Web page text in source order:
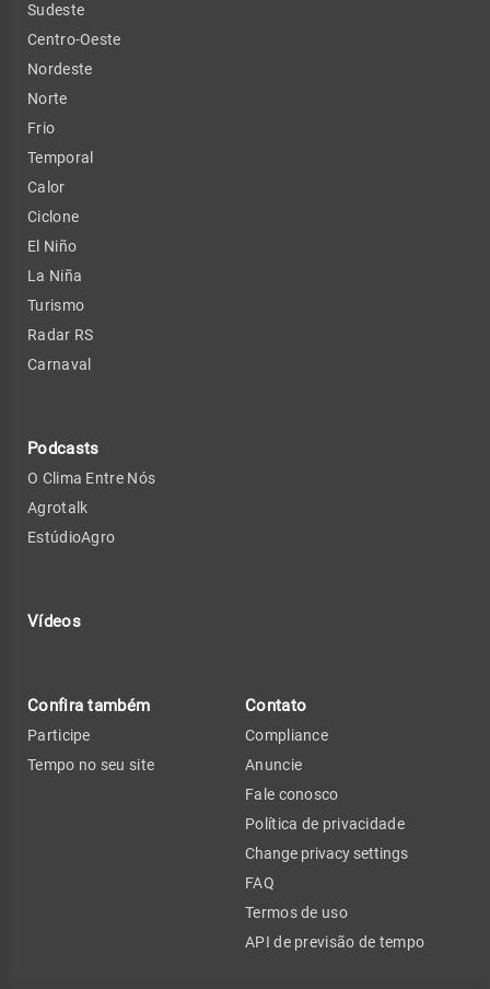
Sudeste
Centro-Oeste
Nordeste
Norte
Frio
Temporal
Calor
Ciclone
El Niño
La Niña
Turismo
Radar RS
Carnaval
Podcasts
O Clima Entre Nós
Agrotalk
EstúdioAgro
Vídeos
Confira também
Participe
Tempo no seu site
Contato
Compliance
Anuncie
Fale conosco
Política de privacidade
Change privacy settings
FAQ
Termos de uso
API de previsão de tempo